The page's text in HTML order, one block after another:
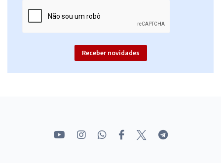
Receber novidades